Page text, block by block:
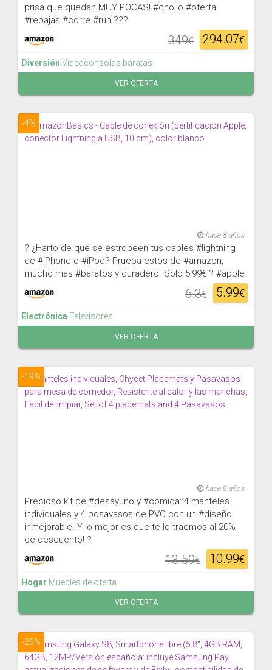
prisa que quedan MUY POCAS! #chollo #oferta
#rebajas #corre #run ???
294.07€
349€
Diversión Videoconsolas baratas
VER OFERTA
-4%
hace 8 años
? ¿Harto de que se estropeen tus cables #lightning
de #iPhone o #iPod? Prueba estos de #amazon,
mucho más #baratos y duradero. Solo 5,99€ ? #apple
5.99€
6.3€
Electrónica Televisores
VER OFERTA
-19%
hace 8 años
Precioso kit de #desayuno y #comida: 4 manteles
individuales y 4 posavasos de PVC con un #diseño
inmejorable. Y lo mejor es que te lo traemos al 20%
de descuento! ?
10.99€
13.59€
Hogar Muebles de oferta
VER OFERTA
-25%